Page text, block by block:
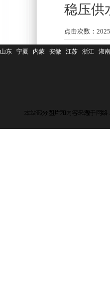
稳压供
点击次数： 2025
山东 宁夏 内蒙 安徽 江苏 浙江 湖南